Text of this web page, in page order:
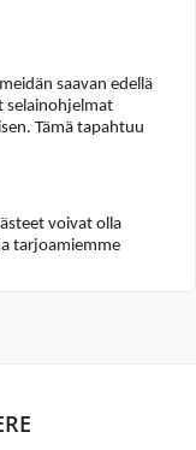
saavan edellä
selainohjelmat
Tämä tapahtuu
voivat olla
tarjoamiemme